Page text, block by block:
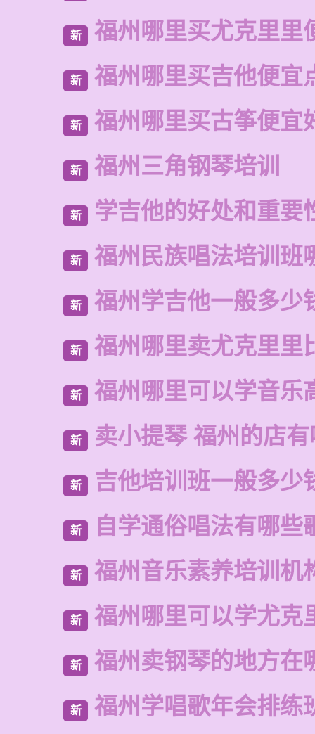
新 福州哪里买尤克里里
新 福州哪里买吉他便宜
新 福州哪里买古筝便宜
新 福州三角钢琴培训
新 学吉他的好处和重要
新 福州民族唱法培训班
新 福州学吉他一般多少
新 福州哪里卖尤克里里
新 福州哪里可以学音乐
新 卖小提琴 福州的店
新 吉他培训班一般多少
新 自学通俗唱法有哪些
新 福州音乐素养培训机
新 福州哪里可以学尤克
新 福州卖钢琴的地方在
新 福州学唱歌年会排练